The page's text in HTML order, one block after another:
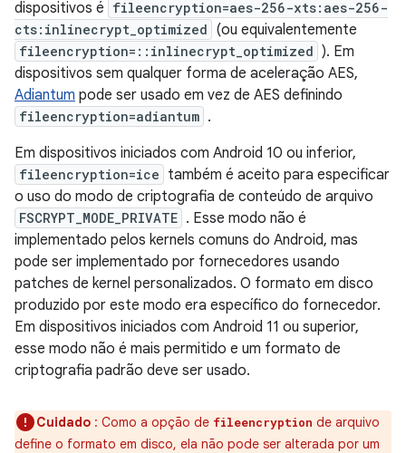
dispositivos é fileencryption=aes-256-xts:aes-256-
cts:inlinecrypt_optimized (ou equivalentemente
fileencryption=::inlinecrypt_optimized ). Em
dispositivos sem qualquer forma de aceleração AES,
Adiantum pode ser usado em vez de AES definindo
fileencryption=adiantum .
Em dispositivos iniciados com Android 10 ou inferior,
fileencryption=ice também é aceito para especificar
o uso do modo de criptografia de conteúdo de arquivo
FSCRYPT_MODE_PRIVATE . Esse modo não é
implementado pelos kernels comuns do Android, mas
pode ser implementado por fornecedores usando
patches de kernel personalizados. O formato em disco
produzido por este modo era específico do fornecedor.
Em dispositivos iniciados com Android 11 ou superior,
esse modo não é mais permitido e um formato de
criptografia padrão deve ser usado.
Cuidado : Como a opção de fileencryption de arquivo
define o formato em disco, ela não pode ser alterada por um